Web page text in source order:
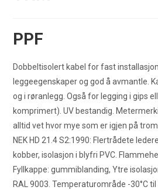
PPF
Dobbeltisolert kabel for fast
leggeegenskaper og god å avmantle.
og i røranlegg. Også for legging i gips
komprimert). UV bestandig.
alltid vet hvor mye som er igjen på
NEK HD 21.4 S2:1990: Flertrådete
kobber, isolasjon i blyfri PVC.
Fyllkappe: gummiblanding, Ytre
RAL 9003. Temperaturområde -30°C til